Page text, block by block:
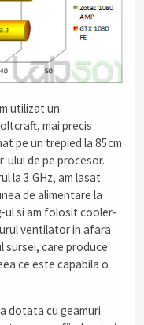
utilizat un
mai precis
pe un trepied la 85cm
de pe procesor.
la 3 GHz, am lasat
de alimentare la
ul si am folosit cooler-
ventilator in afara
sursei, care produce
ce este capabila o
dotata cu geamuri